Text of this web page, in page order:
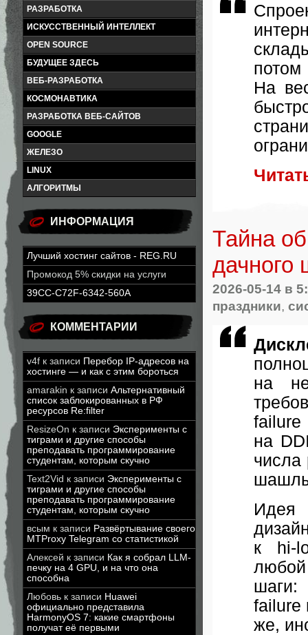
РАЗРАБОТКА
ИСКУССТВЕННЫЙ ИНТЕЛЛЕКТ
OPEN SOURCE
БУДУЩЕЕ ЗДЕСЬ
ВЕБ-РАЗРАБОТКА
КОСМОНАВТИКА
РАЗРАБОТКА ВЕБ-САЙТОВ
GOOGLE
ЖЕЛЕЗО
LINUX
АЛГОРИТМЫ
ИНФОРМАЦИЯ
Лучший хостинг сайтов - REG.RU
Промокод 5% скидки на услуги
39CC-C72F-6342-560A
КОММЕНТАРИИ
v4f к записи Перебор IP-адресов на
хостинге — и как с этим бороться
amarakin к записи Альтернативный
список заблокированных в РФ
ресурсов Re:filter
ResizeOn к записи Эксперименты с
тиграми и другие способы
преподавать программирование
студентам, которым скучно
Text2Vid к записи Эксперименты с
тиграми и другие способы
преподавать программирование
студентам, которым скучно
всым к записи Развёртывание своего
MTProxy Telegram со статистикой
Алексей к записи Как я собрал LLM-
печку на 4 GPU, и на что она
способна
Любовь к записи Huawei
официально представила
HarmonyOS 7: какие смартфоны
получат её первыми
На
Тайна
дачного
2026-05-14 в
праздники,
на
на
числа
Идея
к hi-
шаги:
failure
же,